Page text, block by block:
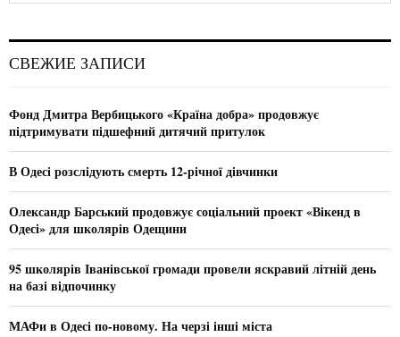
h
o
r
СВЕЖИЕ ЗАПИСИ
Фонд Дмитра Вербицького «Країна добра» продовжує
підтримувати підшефний дитячий притулок
В Одесі розслідують смерть 12-річної дівчинки
Олександр Барський продовжує соціальний проект «Вікенд в
Одесі» для школярів Одещини
95 школярів Іванівської громади провели яскравий літній день
на базі відпочинку
МАФи в Одесі по-новому. На черзі інші міста